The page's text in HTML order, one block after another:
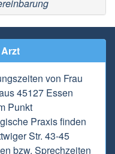
von Frau
45127 Essen
Punkt
Praxis finden
Str. 43-45
bzw. Sprechzeiten